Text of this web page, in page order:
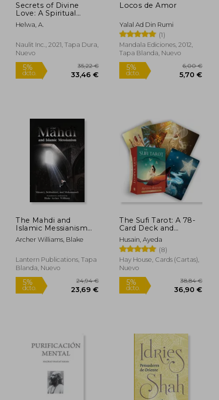
Rápido
5%
dcto.
Secrets of Divine
Love: A Spiritual
Journey Into the
Heart of Islam (en
Helwa, A.
Naulit Inc., 2021, Tapa Dura,
Nuevo
Locos de Amor
Yalal Ad Din Rumi
(1)
Mandala Ediciones, 2012,
Tapa Blanda, Nuevo
The Mahdi and
Islamic Messianism
(en Inglés)
Archer Williams, Blake
Lantern Publications, Tapa
Blanda, Nuevo
The Sufi Tarot: A 78-
Card Deck and
Guidebook (en
Inglés)
Husain, Ayeda
(8)
Hay House, Cards (Cartas),
Nuevo